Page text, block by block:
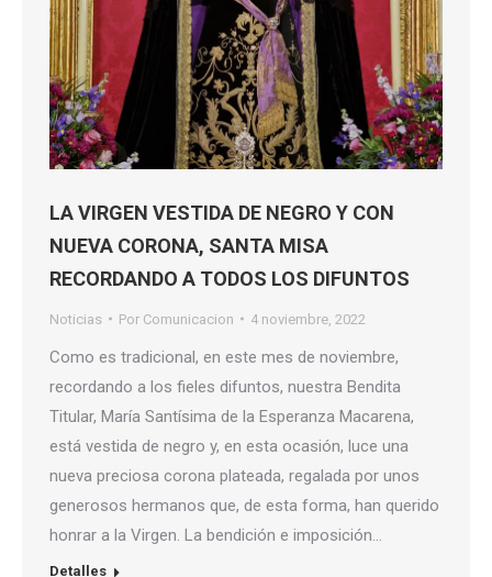
LA VIRGEN VESTIDA DE NEGRO Y CON
NUEVA CORONA, SANTA MISA
RECORDANDO A TODOS LOS DIFUNTOS
Noticias Por Comunicacion 4 noviembre, 2022
Como es tradicional, en este mes de noviembre,
recordando a los fieles difuntos, nuestra Bendita
Titular, María Santísima de la Esperanza Macarena,
está vestida de negro y, en esta ocasión, luce una
nueva preciosa corona plateada, regalada por unos
generosos hermanos que, de esta forma, han querido
honrar a la Virgen. La bendición e imposición…
Detalles